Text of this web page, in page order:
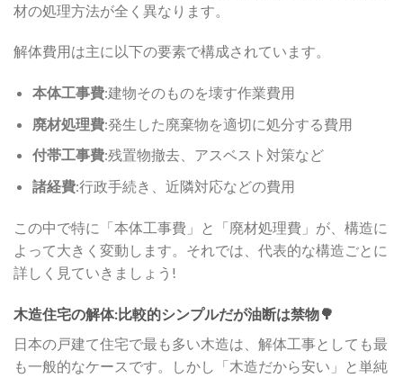
材の処理方法が全く異なります。
解体費用は主に以下の要素で構成されています。
本体工事費:建物そのものを壊す作業費用
廃材処理費:発生した廃棄物を適切に処分する費用
付帯工事費:残置物撤去、アスベスト対策など
諸経費:行政手続き、近隣対応などの費用
この中で特に「本体工事費」と「廃材処理費」が、構造に
よって大きく変動します。それでは、代表的な構造ごとに
詳しく見ていきましょう!
木造住宅の解体:比較的シンプルだが油断は禁物🌳
日本の戸建て住宅で最も多い木造は、解体工事としても最
も一般的なケースです。しかし「木造だから安い」と単純